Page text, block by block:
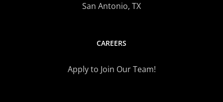
San Antonio, TX
CAREERS
Apply to Join Our Team!